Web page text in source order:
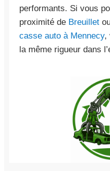
performants. Si vous
proximité de Breuillet
casse auto à Mennecy,
la même rigueur dans